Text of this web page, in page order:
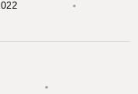
•
•